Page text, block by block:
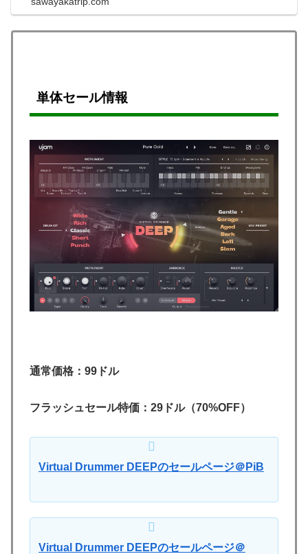
も対応するドラムのバーチャルインストゥルメント（プ...
単体セール情報
通常価格：99ドル
フラッシュセール特価：29ドル（70%OFF）
Virtual Drummer DEEPのセールページ＠PiB
Virtual Drummer DEEPのセールページ＠